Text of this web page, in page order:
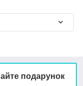
подарунок